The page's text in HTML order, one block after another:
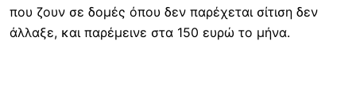
που ζουν σε δομές όπου δεν παρέχεται σίτιση δεν
άλλαξε, και παρέμεινε στα 150 ευρώ το μήνα.